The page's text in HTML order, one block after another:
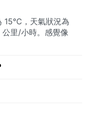
15°C，天氣狀況為
里/小時。感覺像